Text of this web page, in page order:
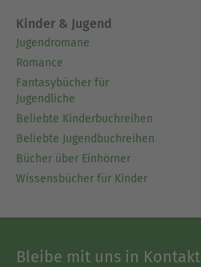
Kinder & Jugend
Jugendromane
Romance
Fantasybücher für
Jugendliche
Beliebte Kinderbuchreihen
Beliebte Jugendbuchreihen
Bücher über Einhörner
Wissensbücher für Kinder
Bleibe mit uns in Kontakt